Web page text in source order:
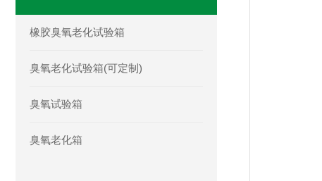
橡胶臭氧老化试验箱
臭氧老化试验箱(可定制)
臭氧试验箱
臭氧老化箱